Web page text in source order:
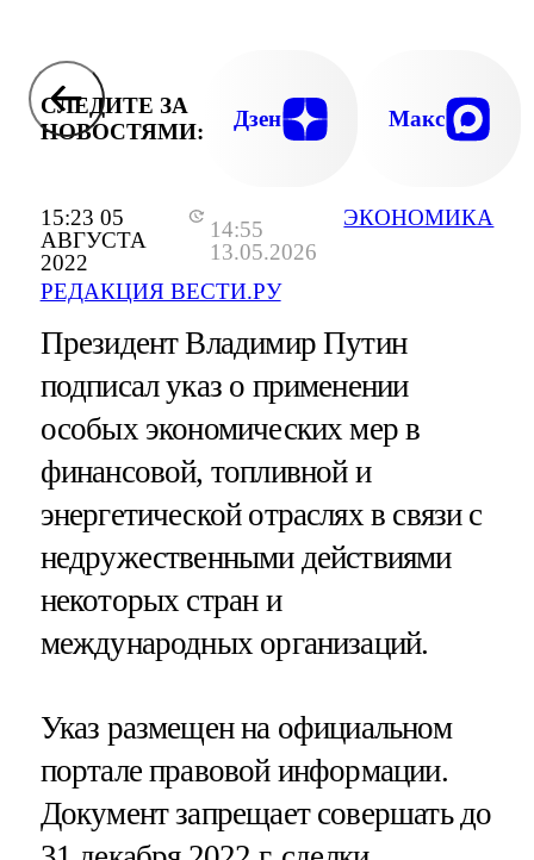
15:23 05
АВГУСТА
2022
14:55
13.05.2026
РЕДАКЦИЯ ВЕСТИ.РУ
ЭКОНОМИКА
СЛЕДИТЕ ЗА
НОВОСТЯМИ:
Дзен Макс
Президент Владимир Путин
подписал указ о применении
особых экономических мер в
финансовой, топливной и
энергетической отраслях в связи с
недружественными действиями
некоторых стран и
международных организаций.
Указ размещен на официальном
портале правовой информации.
Документ запрещает совершать до